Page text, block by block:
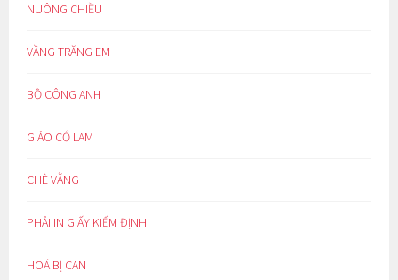
NUÔNG CHIỀU
VẦNG TRĂNG EM
BỒ CÔNG ANH
GIẢO CỔ LAM
CHÈ VẰNG
PHẢI IN GIẤY KIỂM ĐỊNH
HOÁ BỊ CAN